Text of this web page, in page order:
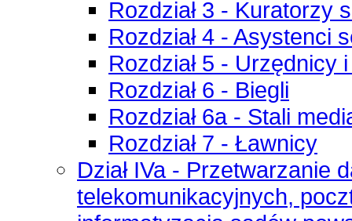
Rozdział 3 - Kuratorzy
Rozdział 4 - Asystenci
Rozdział 5 - Urzędnicy
Rozdział 6 - Biegli
Rozdział 6a - Stali
Rozdział 7 - Ławnicy
Dział IVa - Przetwarzanie
telekomunikacyjnych,